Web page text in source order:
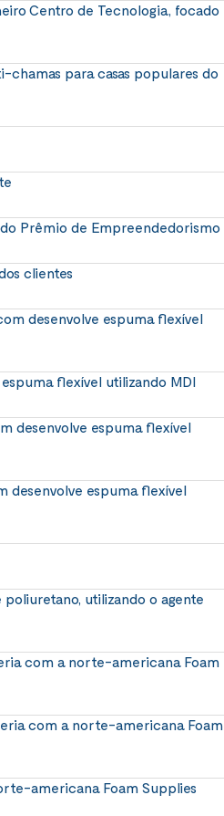
Centro de Tecnologia, focado
para casas populares do
Prêmio de Empreendedorismo
clientes
desenvolve espuma flexível
flexível utilizando MDI
desenvolve espuma flexível
desenvolve espuma flexível
utilizando o agente
com a norte-americana Foam
com a norte-americana Foam
americana Foam Supplies